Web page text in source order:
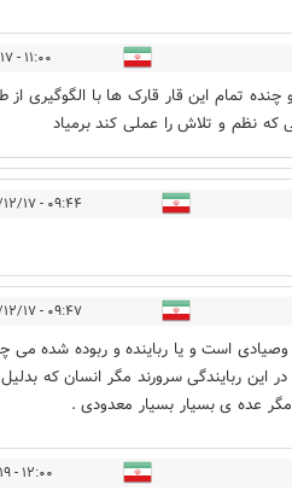
۱۱:۰۰ - ۱۴۰۰/۱۲/۱۷
کیلو چنده تمام این قار قارک ها با
که نظم و تلاش را عملی کند برمیاد
۰۹:۴۴ - ۱۴۰۰/۱۲/۱۷
۰۹:۴۷ - ۱۴۰۰/۱۲/۱۷
است و یا رباینده و ربوده شده می
این ربایندگی سرورند مگر انسان که
عده ی بسیار بسیار معدودی .
۱۲:۰۰ - ۱۴۰۰/۱۲/۱۹